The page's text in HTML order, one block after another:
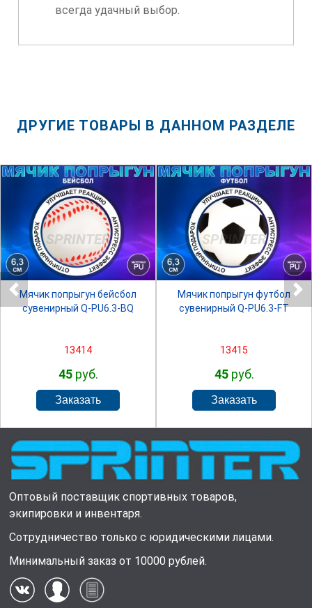
всегда удачный выбор.
ДРУГИЕ ТОВАРЫ В ДАННОМ РАЗДЕЛЕ
SPRINTER
Мячик попрыгун бейсбол
сувенирный Q-PU6.3-BQ
13414
45руб.
SPRINTER
Мячик попрыгун футбол
сувенирный Q-PU6.3-FT
13415
45руб.
Оптовый поставщик спортивных товаров,
экипировки и инвентаря.
Сотрудничество только с юридическими лицами.
Минимальный заказ от 10000 рублей.